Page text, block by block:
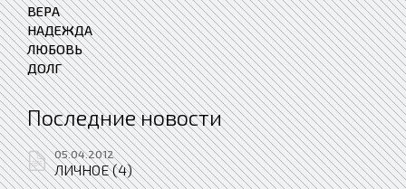
ВЕРА
НАДЕЖДА
ЛЮБОВЬ
ДОЛГ
Последние новости
05.04.2012
ЛИЧНОЕ (4)